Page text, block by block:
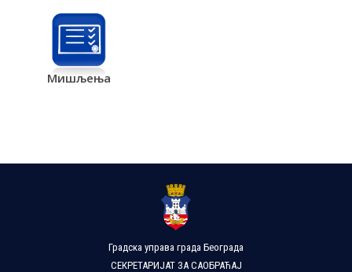
Мишљења
Градска управа града Београда
СЕКРЕТАРИЈАТ ЗА САОБРАЋАЈ